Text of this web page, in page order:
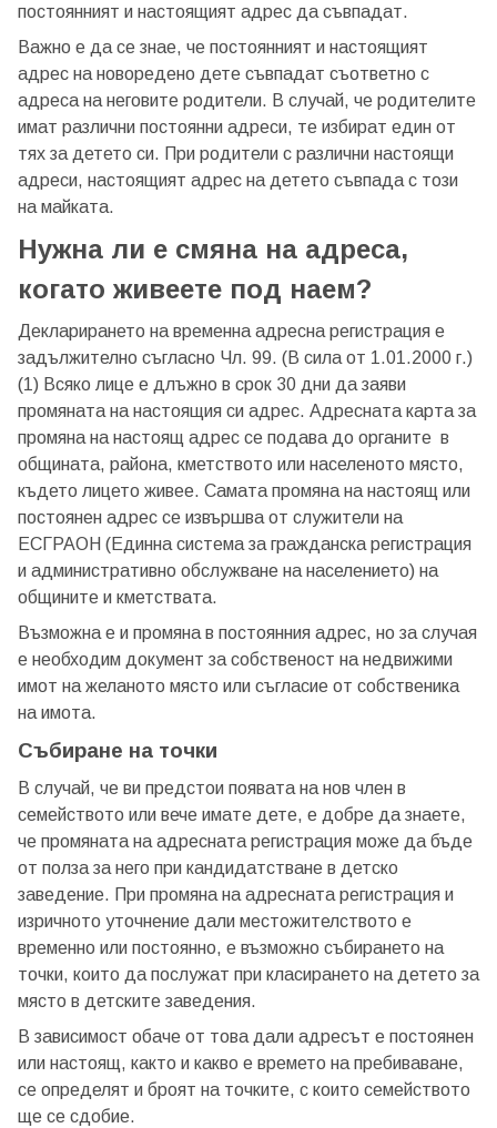
постоянният и настоящият адрес да съвпадат.
Важно е да се знае, че постоянният и настоящият
адрес на новоредено дете съвпадат съответно с
адреса на неговите родители. В случай, че родителите
имат различни постоянни адреси, те избират един от
тях за детето си. При родители с различни настоящи
адреси, настоящият адрес на детето съвпада с този
на майката.
Нужна ли е смяна на адреса,
когато живеете под наем?
Декларирането на временна адресна регистрация е
задължително съгласно Чл. 99. (В сила от 1.01.2000 г.)
(1) Всяко лице е длъжно в срок 30 дни да заяви
промяната на настоящия си адрес. Адресната карта за
промяна на настоящ адрес се подава до органите в
общината, района, кметството или населеното място,
където лицето живее. Самата промяна на настоящ или
постоянен адрес се извършва от служители на
ЕСГРАОН (Единна система за гражданска регистрация
и административно обслужване на населението) на
общините и кметствата.
Възможна е и промяна в постоянния адрес, но за случая
е необходим документ за собственост на недвижими
имот на желаното място или съгласие от собственика
на имота.
Събиране на точки
В случай, че ви предстои появата на нов член в
семейството или вече имате дете, е добре да знаете,
че промяната на адресната регистрация може да бъде
от полза за него при кандидатстване в детско
заведение. При промяна на адресната регистрация и
изричното уточнение дали местожителството е
временно или постоянно, е възможно събирането на
точки, които да послужат при класирането на детето за
място в детските заведения.
В зависимост обаче от това дали адресът е постоянен
или настоящ, както и какво е времето на пребиваване,
се определят и броят на точките, с които семейството
ще се сдобие.